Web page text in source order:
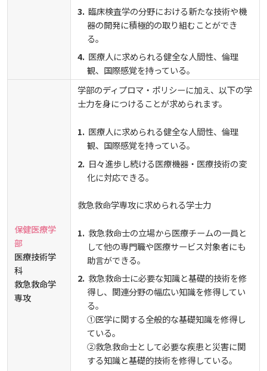
臨床検査学の分野における新たな技術や機
器の開発に積極的の取り組むことができ
る。
医療人に求められる健全な人間性、倫理
観、国際感覚を持っている。
保健医療学
部
医療技術学
科
救急救命学
専攻
学部のディプロマ・ポリシーに加え、以下の学
士力を身につけることが求められます。
医療人に求められる健全な人間性、倫理
観、国際感覚を持っている。
日々進歩し続ける医療機器・医療技術の変
化に対応できる。
救急救命学専攻に求められる学士力
救急救命士の立場から医療チームの一員と
して他の専門職や医療サービス対象者にも
助言ができる。
救急救命士に必要な知識と基礎的技術を修
得し、関連分野の幅広い知識を修得してい
る。
①医学に関する全般的な基礎知識を修得し
ている。
②救急救命士として必要な疾患と災害に関
する知識と基礎的技術を修得している。